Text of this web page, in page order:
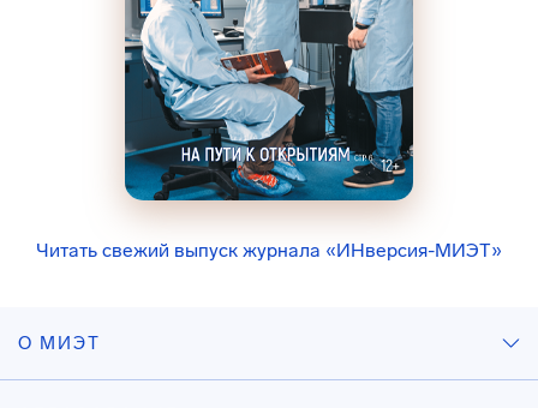
Читать свежий выпуск журнала «ИНверсия-МИЭТ»
О МИЭТ